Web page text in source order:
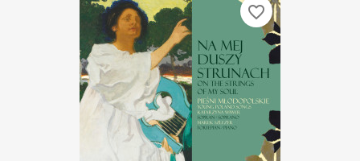
favorite_border